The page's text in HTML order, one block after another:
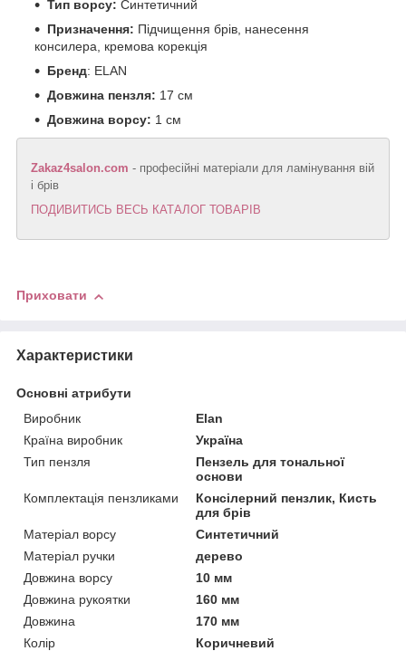
Тип ворсу: Синтетичний
Призначення: Підчищення брів, нанесення
консилера, кремова корекція
Бренд: ELAN
Довжина пензля: 17 см
Довжина ворсу: 1 см
Zakaz4salon.com - професійні матеріали для ламінування вій
і брів
ПОДИВИТИСЬ ВЕСЬ КАТАЛОГ ТОВАРІВ
Приховати
Характеристики
Основні атрибути
Виробник
Elan
Країна виробник
Україна
Тип пензля
Пензель для тональної
основи
Комплектація пензликами
Консілерний пензлик, Кисть
для брів
Матеріал ворсу
Синтетичний
Матеріал ручки
дерево
Довжина ворсу
10 мм
Довжина рукоятки
160 мм
Довжина
170 мм
Колір
Коричневий